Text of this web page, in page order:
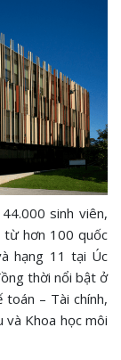
sinh viên,
từ hơn 100 quốc
hạng 11 tại Úc
thời nổi bật ở
toán – Tài chính,
và Khoa học môi